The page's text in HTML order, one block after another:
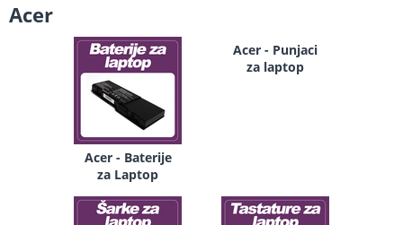
Acer
Acer - Baterije
za Laptop
Acer - Punjaci
za laptop